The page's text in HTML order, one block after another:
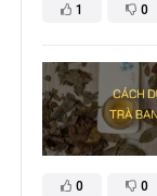
1 0
0 0